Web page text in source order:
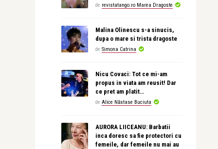
de revistatango.ro Marea Dragoste
Malina Olinescu s-a sinucis,
dupa o mare si trista dragoste
de Simona Catrina
Nicu Covaci: Tot ce mi-am
propus in viata am reusit! Dar
ce pret am platit…
de Alice Năstase Buciuta
AURORA LIICEANU: Barbatii
inca doresc sa fie protectori cu
femeile, dar femeile nu mai au